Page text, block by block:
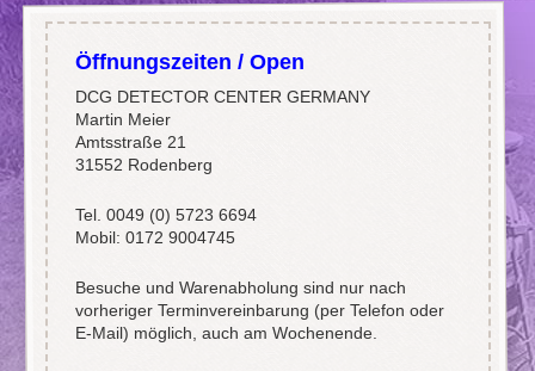
Öffnungszeiten / Open
DCG DETECTOR CENTER GERMANY
Martin Meier
Amtsstraße 21
31552 Rodenberg
Tel. 0049 (0) 5723 6694
Mobil: 0172 9004745
Besuche und Warenabholung sind nur nach
vorheriger Terminvereinbarung (per Telefon oder
E-Mail) möglich, auch am Wochenende.